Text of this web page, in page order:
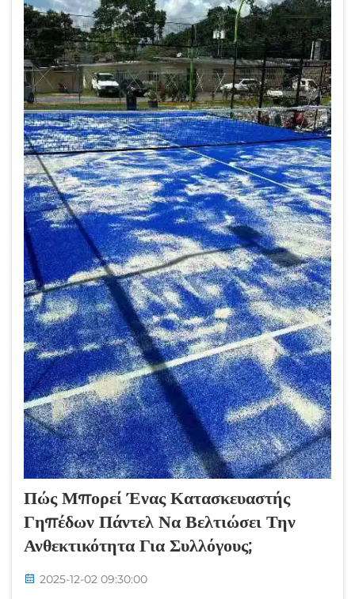
Πώς Μπορεί Ένας Κατασκευαστής
Γηπέδων Πάντελ Να Βελτιώσει Την
Ανθεκτικότητα Για Συλλόγους;
2025-12-02 09:30:00